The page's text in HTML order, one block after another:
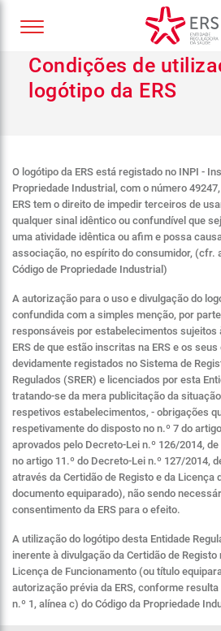
Condições de
logótipo da ERS
O logótipo da ERS está registado no INPI -
Propriedade Industrial, com o número
ERS tem o direito de impedir terceiros de
qualquer sinal idêntico ou confundível que
uma atividade idêntica ou afim e possa
associação, no espírito do consumidor, (cfr.
Código de Propriedade Industrial)
A autorização para o uso e divulgação do
confundida com a simples menção, por
responsáveis por estabelecimentos sujeitos
ERS de que estão inscritas na ERS e os
devidamente registados no Sistema de
Regulados (SRER) e licenciados por esta
tratando-se da mera publicitação da
respetivos estabelecimentos, - obrigações
respetivamente do disposto no n.º 7 do
aprovados pelo Decreto-Lei n.º 126/2014,
no artigo 11.º do Decreto-Lei n.º 127/2014,
através da Certidão de Registo e da Licença
documento equiparado), não sendo
consentimento da ERS para o efeito.
A utilização do logótipo desta Entidade
inerente à divulgação da Certidão de Registo
Licença de Funcionamento (ou título
autorização prévia da ERS, conforme
n.º 1, alínea c) do Código da Propriedade